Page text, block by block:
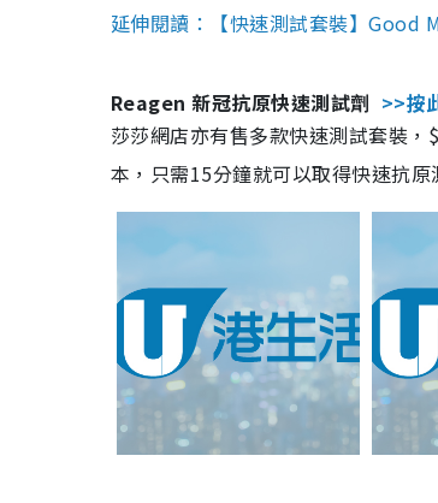
延伸閱讀：【快速測試套裝】Good
Reagen 新冠抗原快速測試劑 >>按
莎莎網店亦有售多款快速測試套裝
本，只需15分鐘就可以取得快速抗